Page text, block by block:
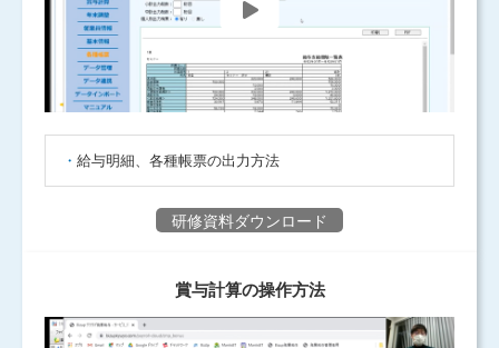
給与明細、各種帳票の出力方法
研修資料ダウンロード
賞与計算の操作方法